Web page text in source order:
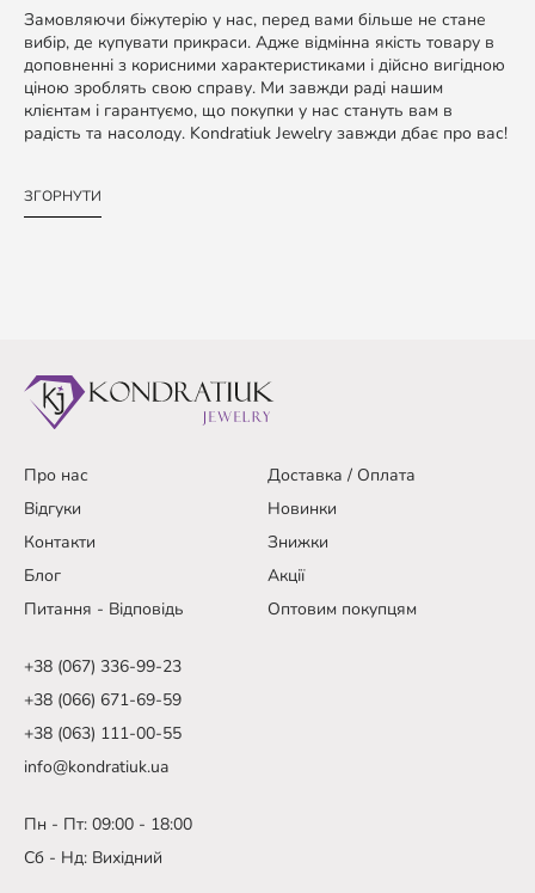
Замовляючи біжутерію у нас, перед вами більше не стане
вибір, де купувати прикраси. Адже відмінна якість товару в
доповненні з корисними характеристиками і дійсно вигідною
ціною зроблять свою справу. Ми завжди раді нашим
клієнтам і гарантуємо, що покупки у нас стануть вам в
радість та насолоду. Kondratiuk Jewelry завжди дбає про вас!
ЗГОРНУТИ
Про нас
Доставка / Оплата
Відгуки
Новинки
Контакти
Знижки
Блог
Акції
Питання - Відповідь
Оптовим покупцям
+38 (067) 336-99-23
+38 (066) 671-69-59
+38 (063) 111-00-55
info@kondratiuk.ua
Пн - Пт: 09:00 - 18:00
Сб - Нд: Вихідний